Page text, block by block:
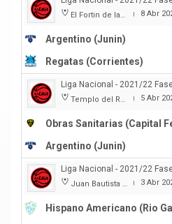
El Fortin de las Morochas | 8 Abr
Argentino (Junin)
Regatas (Corrientes)
Liga Nacional - 2021/22
Templo del Rock | 5 Abr
Obras Sanitarias (Capital
Argentino (Junin)
Liga Nacional - 2021/22
Juan Bautista Rocha | 3 Abr
Hispano Americano (Rio